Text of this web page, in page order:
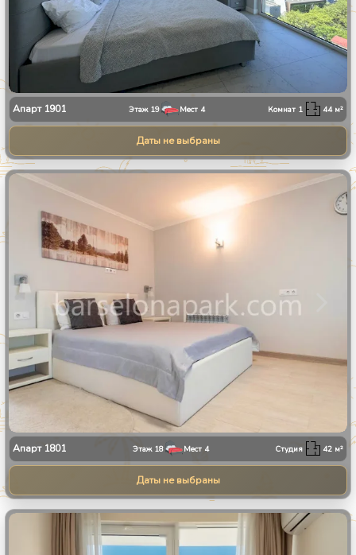
Апарт 1901 Этаж 19 Мест 4 Комнат 1 44м²
Даты не выбраны
Апарт 1801 Этаж 18 Мест 4 Студия 42 м²
Даты не выбраны
1 30